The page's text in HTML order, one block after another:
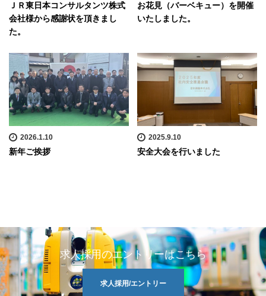
ＪＲ東日本コンサルタンツ株式
会社様から感謝状を頂きまし
た。
お花見（バーベキュー）を開催
いたしました。
2026.1.10
新年ご挨拶
2025.9.10
安全大会を行いました
求人採用のエントリーはこちら
求人採用/エントリー